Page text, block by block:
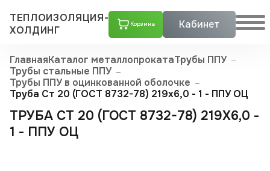
ТЕПЛОИЗОЛЯЦИЯ-
ХОЛДИНГ
Корзина Кабинет
ГлавнаяКаталог металлопрокатаТрубы ППУ
Трубы стальные ППУ
Трубы ППУ в оцинкованной оболочке
Труба Ст 20 (ГОСТ 8732-78) 219x6,0 - 1 - ППУ ОЦ
ТРУБА СТ 20 (ГОСТ 8732-78) 219X6,0 -
1 - ППУ ОЦ